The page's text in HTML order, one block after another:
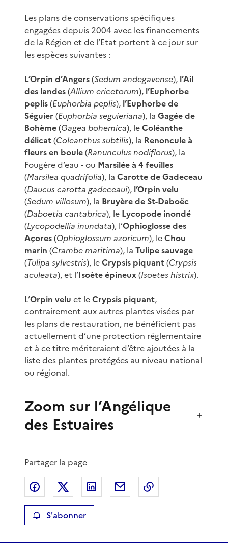
Les plans de conservations spécifiques
engagées depuis 2004 avec les financements
de la Région et de l’Etat portent à ce jour sur
les espèces suivantes :
L’Orpin d’Angers(Sedum andegavense), l’Ail
des landes(Allium ericetorum), l’Euphorbe
peplis(Euphorbia peplis), l’Euphorbe de
Séguier (Euphorbia seguieriana), la Gagée de
Bohème(Gagea bohemica), leColéanthe
délicat(Coleanthus subtilis), la Renoncule à
fleurs en boule(Ranunculus nodiflorus), la
Fougère d’eau - ou Marsilée à 4 feuilles
(Marsilea quadrifolia), la Carotte de Gadeceau
(Daucus carotta gadeceaui), l’Orpin velu
(Sedum villosum), la Bruyère de St-Daboëc
(Daboetia cantabrica), le Lycopode inondé
(Lycopodellia inundata), l’Ophioglosse des
Açores(Ophioglossum azoricum), leChou
marin (Crambe maritima), la Tulipe sauvage
(Tulipa sylvestris), leCrypsis piquant(Crypsis
aculeata), et l’Isoète épineux(Isoetes histrix).
L’Orpin velu et leCrypsis piquant,
contrairement aux autres plantes visées par
les plans de restauration, ne bénéficient pas
actuellement d’une protection réglementaire
et à ce titre mériteraient d’être ajoutées à la
liste des plantes protégées au niveau national
ou régional.
Zoom sur l’Angélique
des Estuaires
Partager la page
Partager sur Facebook
Partager sur XPartager sur LinkedIn
Partager par email
S'abonner